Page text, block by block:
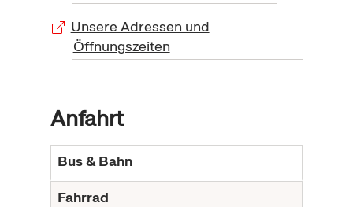
Unsere Adressen und
Öffnungszeiten
Anfahrt
Bus & Bahn
Fahrrad